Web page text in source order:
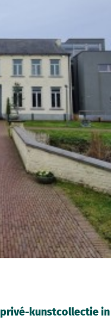
privé-kunstcollectie in